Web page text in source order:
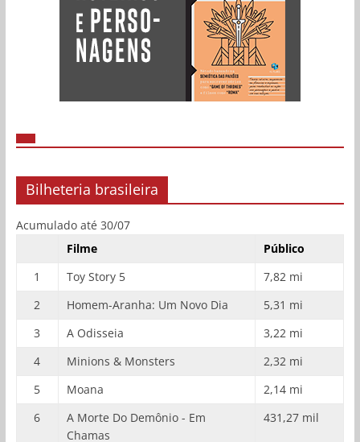
Bilheteria brasileira
Acumulado até 30/07
Filme
Público
1
Toy Story 5
7,82 mi
2
Homem-Aranha: Um Novo Dia
5,31 mi
3
A Odisseia
3,22 mi
4
Minions & Monsters
2,32 mi
5
Moana
2,14 mi
6
A Morte Do Demônio - Em
Chamas
431,27 mil